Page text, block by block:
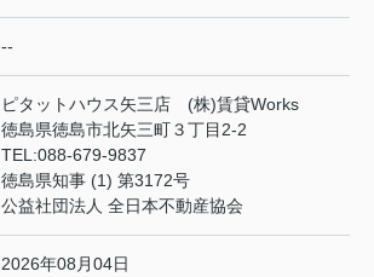
--
ピタットハウス矢三店 (株)賃貸Works
徳島県徳島市北矢三町３丁目2-2
TEL:088-679-9837
徳島県知事 (1) 第3172号
公益社団法人 全日本不動産協会
2026年08月04日